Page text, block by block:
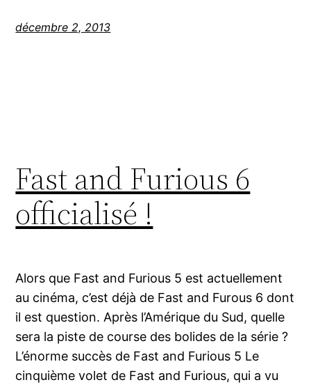
décembre 2, 2013
Fast and Furious 6
officialisé !
Alors que Fast and Furious 5 est actuellement
au cinéma, c’est déjà de Fast and Furous 6 dont
il est question. Après l’Amérique du Sud, quelle
sera la piste de course des bolides de la série ?
L’énorme succès de Fast and Furious 5 Le
cinquième volet de Fast and Furious, qui a vu